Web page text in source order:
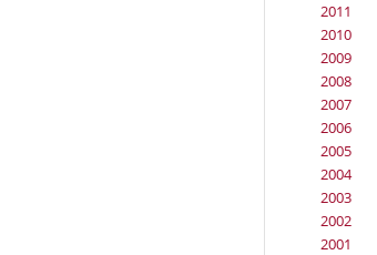
2011
2010
2009
2008
2007
2006
2005
2004
2003
2002
2001